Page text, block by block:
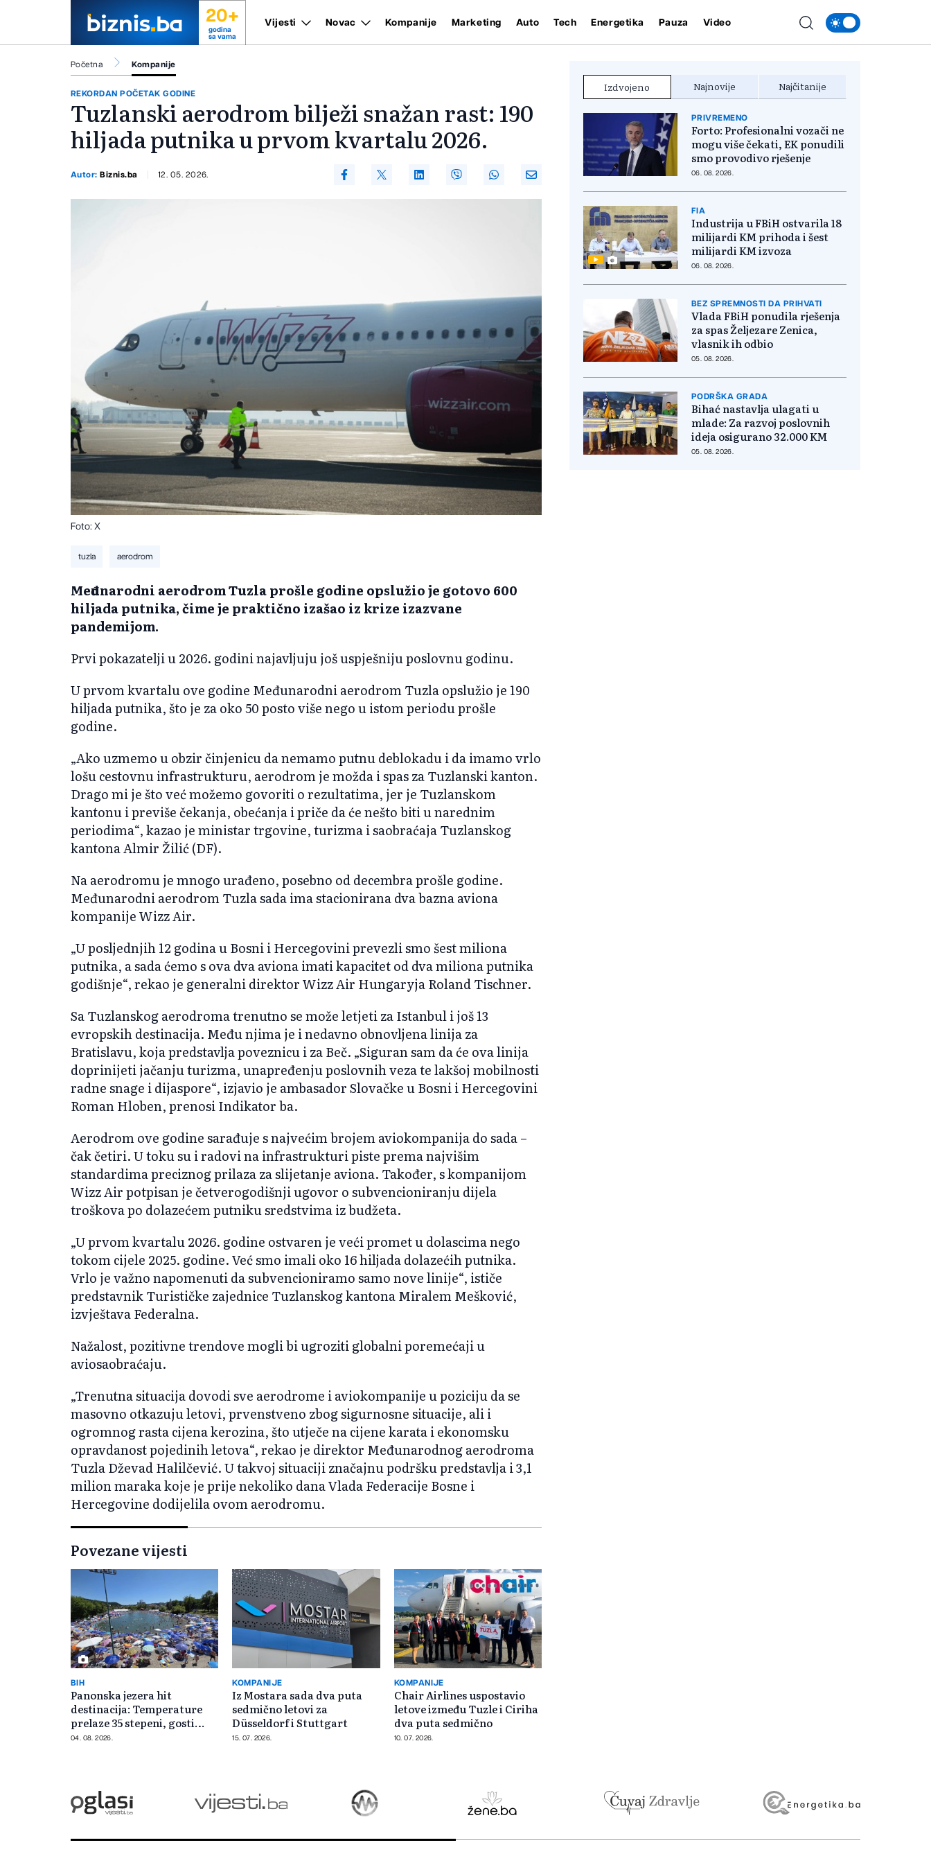
20+
godina
sa vama
Vijesti Novac Kompanije Marketing Auto Tech Energetika Pauza Video
Početna Kompanije
REKORDAN POČETAK GODINE
Tuzlanski aerodrom bilježi snažan rast: 190
hiljada putnika u prvom kvartalu 2026.
Autor:Biznis.ba 12. 05. 2026.
Foto: X
tuzla aerodrom
Međunarodni aerodrom Tuzla prošle godine opslužio je gotovo 600
hiljada putnika, čime je praktično izašao iz krize izazvane
pandemijom.
Prvi pokazatelji u 2026. godini najavljuju još uspješniju poslovnu godinu.
U prvom kvartalu ove godine Međunarodni aerodrom Tuzla opslužio je 190
hiljada putnika, što je za oko 50 posto više nego u istom periodu prošle
godine.
„Ako uzmemo u obzir činjenicu da nemamo putnu deblokadu i da imamo vrlo
lošu cestovnu infrastrukturu, aerodrom je možda i spas za Tuzlanski kanton.
Drago mi je što već možemo govoriti o rezultatima, jer je Tuzlanskom
kantonu i previše čekanja, obećanja i priče da će nešto biti u narednim
periodima“, kazao je ministar trgovine, turizma i saobraćaja Tuzlanskog
kantona Almir Žilić (DF).
Na aerodromu je mnogo urađeno, posebno od decembra prošle godine.
Međunarodni aerodrom Tuzla sada ima stacionirana dva bazna aviona
kompanije Wizz Air.
„U posljednjih 12 godina u Bosni i Hercegovini prevezli smo šest miliona
putnika, a sada ćemo s ova dva aviona imati kapacitet od dva miliona putnika
godišnje“, rekao je generalni direktor Wizz Air Hungaryja Roland Tischner.
Sa Tuzlanskog aerodroma trenutno se može letjeti za Istanbul i još 13
evropskih destinacija. Među njima je i nedavno obnovljena linija za
Bratislavu, koja predstavlja poveznicu i za Beč. „Siguran sam da će ova linija
doprinijeti jačanju turizma, unapređenju poslovnih veza te lakšoj mobilnosti
radne snage i dijaspore“, izjavio je ambasador Slovačke u Bosni i Hercegovini
Roman Hloben, prenosi Indikator ba.
Aerodrom ove godine sarađuje s najvećim brojem aviokompanija do sada –
čak četiri. U toku su i radovi na infrastrukturi piste prema najvišim
standardima preciznog prilaza za slijetanje aviona. Također, s kompanijom
Wizz Air potpisan je četverogodišnji ugovor o subvencioniranju dijela
troškova po dolazećem putniku sredstvima iz budžeta.
„U prvom kvartalu 2026. godine ostvaren je veći promet u dolascima nego
tokom cijele 2025. godine. Već smo imali oko 16 hiljada dolazećih putnika.
Vrlo je važno napomenuti da subvencioniramo samo nove linije“, ističe
predstavnik Turističke zajednice Tuzlanskog kantona Miralem Mešković,
izvještava Federalna.
Nažalost, pozitivne trendove mogli bi ugroziti globalni poremećaji u
aviosaobraćaju.
„Trenutna situacija dovodi sve aerodrome i aviokompanije u poziciju da se
masovno otkazuju letovi, prvenstveno zbog sigurnosne situacije, ali i
ogromnog rasta cijena kerozina, što utječe na cijene karata i ekonomsku
opravdanost pojedinih letova“, rekao je direktor Međunarodnog aerodroma
Tuzla Dževad Halilčević. U takvoj situaciji značajnu podršku predstavlja i 3,1
milion maraka koje je prije nekoliko dana Vlada Federacije Bosne i
Hercegovine dodijelila ovom aerodromu.
Povezane vijesti
BIH
Panonska jezera hit
destinacija: Temperature
prelaze 35 stepeni, gosti
pristižu iz cijele regije
04. 08. 2026.
KOMPANIJE
Iz Mostara sada dva puta
sedmično letovi za
Düsseldorf i Stuttgart
15. 07. 2026.
KOMPANIJE
Chair Airlines uspostavio
letove između Tuzle i Ciriha
dva puta sedmično
10. 07. 2026.
Izdvojeno Najnovije Najčitanije
PRIVREMENO
Forto: Profesionalni vozači ne
mogu više čekati, EK ponudili
smo provodivo rješenje
06. 08. 2026.
FIA
Industrija u FBiH ostvarila 18
milijardi KM prihoda i šest
milijardi KM izvoza
06. 08. 2026.
BEZ SPREMNOSTI DA PRIHVATI
Vlada FBiH ponudila rješenja
za spas Željezare Zenica,
vlasnik ih odbio
05. 08. 2026.
PODRŠKA GRADA
Bihać nastavlja ulagati u
mlade: Za razvoj poslovnih
ideja osigurano 32.000 KM
05. 08. 2026.